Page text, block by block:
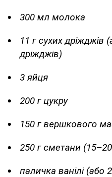
300 мл молока
11 г сухих дріжджів
дріжджів)
3 яйця
200 г цукру
150 г вершкового
250 г сметани
паличка ванілі (або